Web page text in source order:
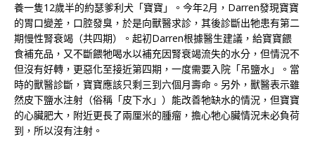
養一隻12歲半的約瑟爹利犬「寶寶」。今年2月，Darren發現寶寶
的胃口變差，口腔發臭，於是向獸醫求診，其後診斷出牠患有第二
期慢性腎衰竭（共四期）。起初Darren根據醫生建議，給寶寶餵
食補充品，又不斷餵牠喝水以補充因腎衰竭流失的水分，但情況不
但沒有好轉，更惡化至接近第四期，一度需要入院「吊鹽水」。當
時的獸醫診斷，寶寶應該只剩三到六個月壽命。另外，獸醫表示雖
然皮下鹽水注射（俗稱「皮下水」）能改善牠缺水的情況，但寶寶
的心臟肥大，附近更長了兩厘米的腫瘤，擔心牠心臟情況未必負荷
到，所以沒有注射。